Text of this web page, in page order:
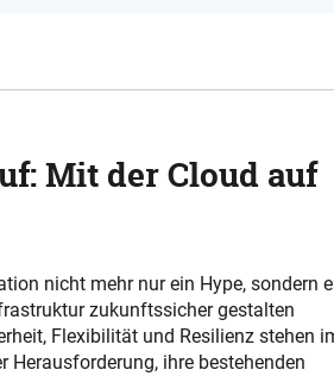
Mit der Cloud auf
nicht mehr nur ein Hype, sondern
zukunftssicher gestalten
Flexibilität und Resilienz stehen
Herausforderung, ihre bestehenden